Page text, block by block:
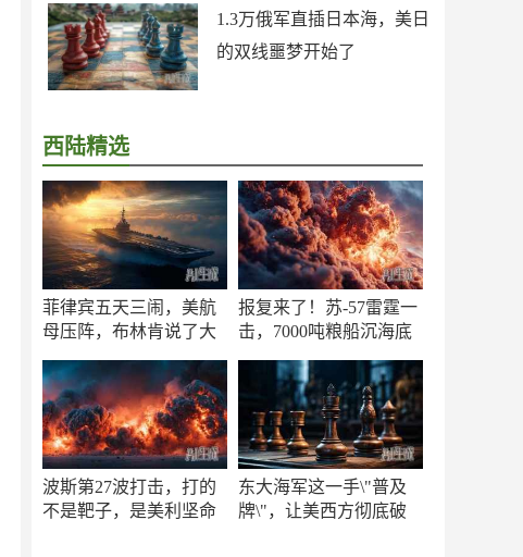
1.3万俄军直插日本海，美日
的双线噩梦开始了
西陆精选
菲律宾五天三闹，美航
母压阵，布林肯说了大
报复来了！苏-57雷霆一
击，7000吨粮船沉海底
波斯第27波打击，打的
不是靶子，是美利坚命
东大海军这一手\"普及
牌\"，让美西方彻底破